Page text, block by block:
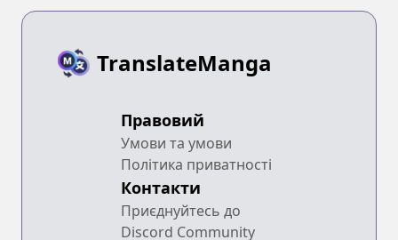
TranslateManga
Правовий
Умови та умови
Політика приватності
Контакти
Приєднуйтесь до
Discord Community